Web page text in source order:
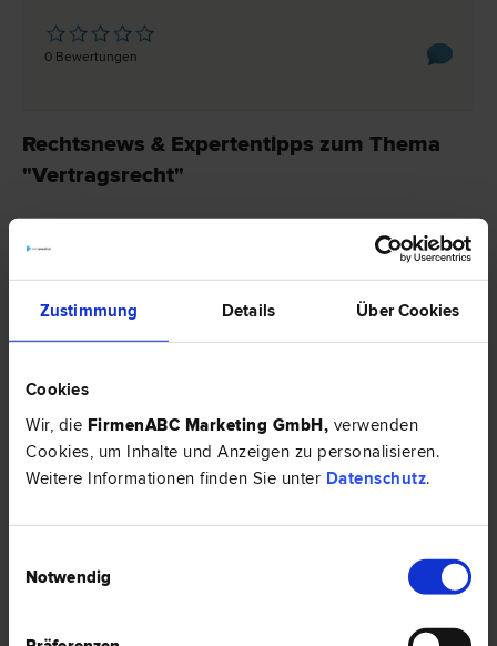
Zustimmung Details Über Cookies
Cookies
Wir, die FirmenABC Marketing GmbH, verwenden
Cookies, um Inhalte und Anzeigen zu personalisieren.
Weitere Informationen finden Sie unter Datenschutz.
Notwendig
0 Bewertungen
Rechtsnews & Expertentipps zum Thema
"Vertragsrecht"
Angelegenheit. Sobald das geeignete Grundstück gefunden wurde und